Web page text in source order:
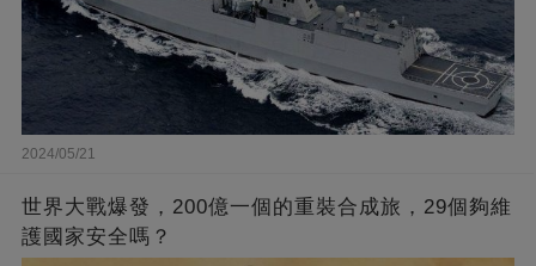
2024/05/21
世界大戰爆發，200億一個的重裝合成旅，29個夠維
護國家安全嗎？